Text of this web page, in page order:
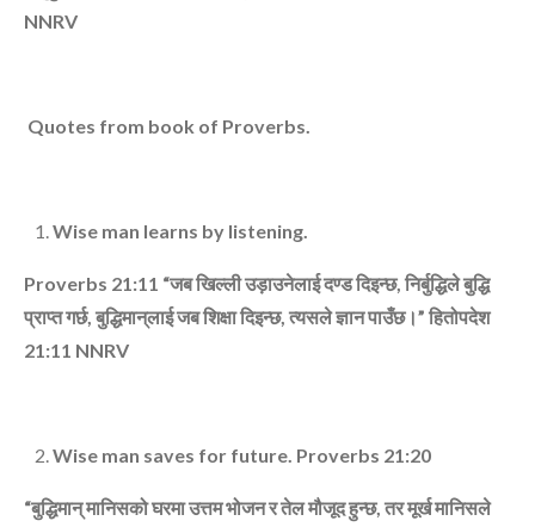
NNRV
Quotes from book of Proverbs.
Wise man learns by listening.
Proverbs 21:11 “जब खिल्‍ली उड़ाउनेलाई दण्‍ड दिइन्‍छ, निर्बुद्धिले बुद्धि
प्राप्‍त गर्छ, बुद्धिमान्‌लाई जब शिक्षा दिइन्‍छ, त्‍यसले ज्ञान पाउँछ।” हितोपदेश
21:11 NNRV
Wise man saves for future. Proverbs 21:20
“बुद्धिमान्‌ मानिसको घरमा उत्तम भोजन र तेल मौजूद हुन्‍छ, तर मूर्ख मानिसले